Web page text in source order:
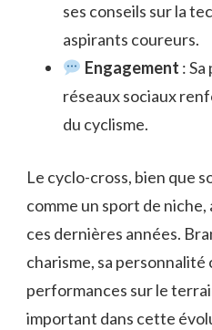
ses conseils sur la
aspirants coureurs.
Engagement :
réseaux sociaux
du cyclisme.
Le cyclo-cross, bien que
comme un sport de
ces dernières années.
charisme, sa personnalité
performances sur le
important dans cette